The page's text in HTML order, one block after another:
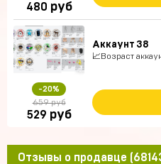
480 руб
Аккаунт 38
📈Возраст
-20%
659 руб
529 руб
Отзывы о продавце